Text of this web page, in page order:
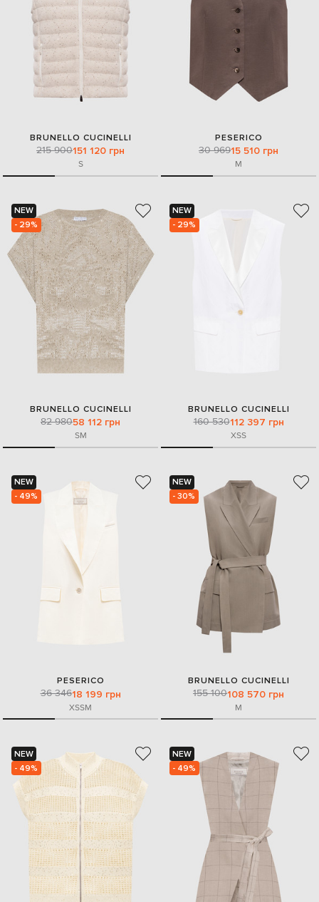
BRUNELLO CUCINELLI
215 900151 120 грн
S
PESERICO
30 96915 510 грн
M
NEW
- 29%
BRUNELLO CUCINELLI
82 98058 112 грн
SM
NEW
- 29%
BRUNELLO CUCINELLI
160 530112 397 грн
XSS
NEW
- 49%
PESERICO
36 34618 199 грн
XSSM
NEW
- 30%
BRUNELLO CUCINELLI
155 100108 570 грн
M
NEW
- 49%
NEW
- 49%